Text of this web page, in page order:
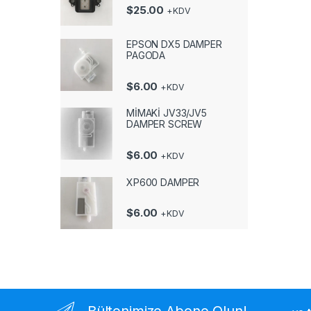
$25.00 +KDV
EPSON DX5 DAMPER
PAGODA
$6.00 +KDV
MİMAKİ JV33/JV5
DAMPER SCREW
$6.00 +KDV
XP600 DAMPER
$6.00 +KDV